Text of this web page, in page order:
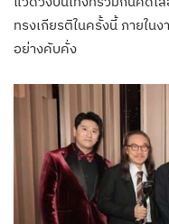
ทรงเกียรติในครั้งนี้ ภายใน
อย่างคับคั่ง